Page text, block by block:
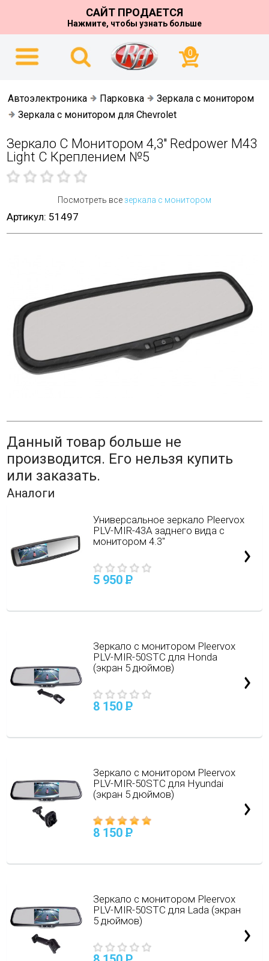
САЙТ ПРОДАЕТСЯ
Нажмите, чтобы узнать больше
0
Автоэлектроника Парковка
Зеркала с монитором
Зеркала с монитором для Chevrolet
Зеркало С Монитором 4,3" Redpower M43
Light С Креплением №5
Посмотреть всезеркала с монитором
Артикул: 51497
Данный товар больше не
производится. Его нельзя купить
или заказать.
Аналоги
Универсальное зеркало Pleervox
PLV-MIR-43A заднего вида с
монитором 4.3"
5 950 P
Зеркало с монитором Pleervox
PLV-MIR-50STC для Honda
(экран 5 дюймов)
8 150 P
Зеркало с монитором Pleervox
PLV-MIR-50STC для Hyundai
(экран 5 дюймов)
8 150 P
Зеркало с монитором Pleervox
PLV-MIR-50STC для Lada (экран
5 дюймов)